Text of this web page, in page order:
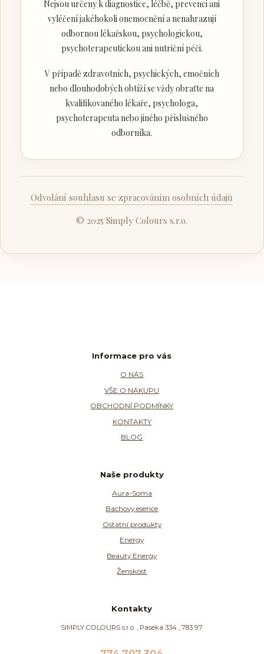
Nejsou určeny k diagnostice, léčbě, prevenci ani
vyléčení jakéhokoli onemocnění a nenahrazují
odbornou lékařskou, psychologickou,
psychoterapeutickou ani nutriční péči.
V případě zdravotních, psychických, emočních
nebo dlouhodobých obtíží se vždy obraťte na
kvalifikovaného lékaře, psychologa,
psychoterapeuta nebo jiného příslušného
odborníka.
Odvolání souhlasu se zpracováním osobních údajů
© 2025 Simply Colours s.r.o.
Informace pro vás
O NÁS
VŠE O NÁKUPU
OBCHODNÍ PODMÍNKY
KONTAKTY
BLOG
Naše produkty
Aura-Soma
Bachovy esence
Ostatní produkty
Energy
Beauty Energy
Ženskost
Kontakty
SIMPLY COLOURS s.r.o. , Paseka 334 , 783 97